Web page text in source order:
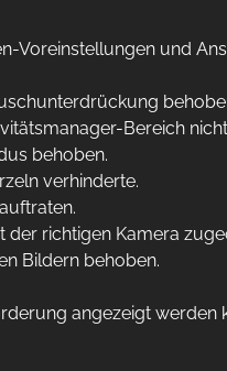
Voreinstellungen und
Bereich
behoben.
verhinderte.
der richtigen Kamera
Bildern behoben.
angezeigt werden